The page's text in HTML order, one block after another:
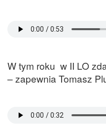
W tym roku w II LO
– zapewnia Tomasz